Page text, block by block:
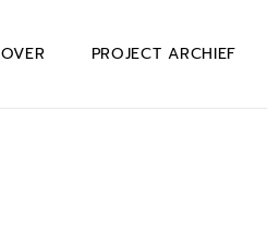
OVER PROJECT ARCHIEF